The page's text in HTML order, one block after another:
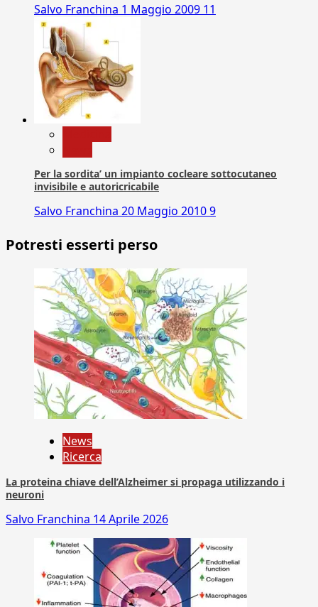
Salvo Franchina 1 Maggio 2009 11
Per la sordita’ un impianto cocleare sottocutaneo
invisibile e autoricricabile
Salvo Franchina 20 Maggio 20109
Potresti esserti perso
News
Ricerca
La proteina chiave dell’Alzheimer si propaga utilizzando i
neuroni
Salvo Franchina 14 Aprile 2026